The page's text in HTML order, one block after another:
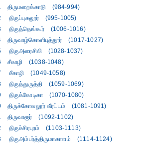
திருமறைக்காடு (984-994)
திருப்புகலூர் (995-1005)
திருத்தெங்கூர் (1006-1016)
திருவாழ்கொளிபுத்தூர் (1017-1027)
திருஅரைசிலி (1028-1037)
சீகாழி (1038-1048)
சீகாழி (1049-1058)
திருத்துருத்தி (1059-1069)
திருக்கோடிகா (1070-1080)
திருக்கோவலூர் வீரட்டம் (1081-1091)
திருவாரூர் (1092-1102)
திருச்சிரபுரம் (1103-1113)
திருஅம்பர்த்திருமாகாளம் (1114-1124)